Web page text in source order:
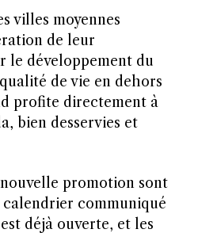
villes moyennes
de leur
le développement du
de vie en dehors
profite directement à
bien desservies et
promotion sont
calendrier communiqué
déjà ouverte, et les